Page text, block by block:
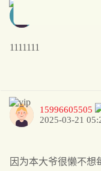
1111111
15996605505
2025-03-21
因为本大爷很懒不想